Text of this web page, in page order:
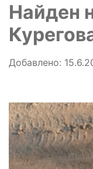
Найден
Добавлено: